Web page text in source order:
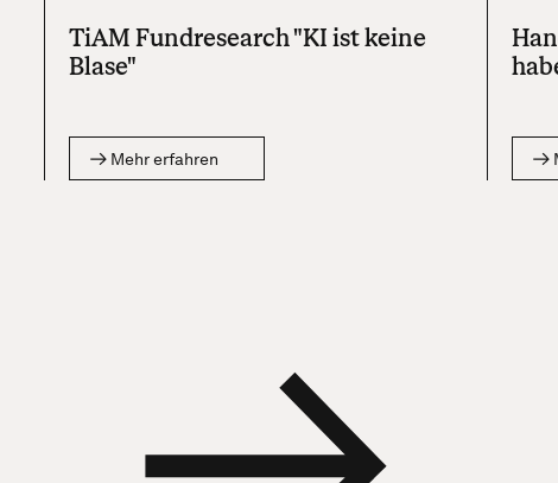
TiAM Fundresearch "KI ist keine
Blase"
Mehr erfahren